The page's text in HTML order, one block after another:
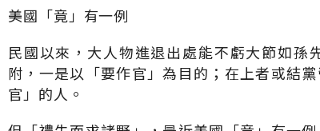
美國「竟」有一例
民國以來，大人物進退出處能不虧大節如
附，一是以「要作官」為目的；在上者或結
官」的人。